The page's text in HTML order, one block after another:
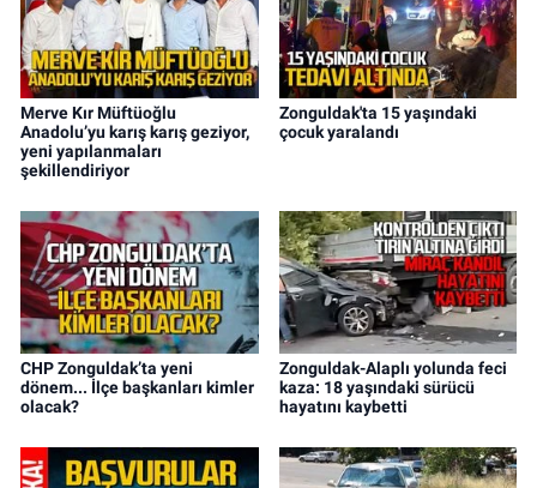
Merve Kır Müftüoğlu
Anadolu’yu karış karış geziyor,
yeni yapılanmaları
şekillendiriyor
Zonguldak'ta 15 yaşındaki
çocuk yaralandı
CHP Zonguldak’ta yeni
dönem... İlçe başkanları kimler
olacak?
Zonguldak-Alaplı yolunda feci
kaza: 18 yaşındaki sürücü
hayatını kaybetti